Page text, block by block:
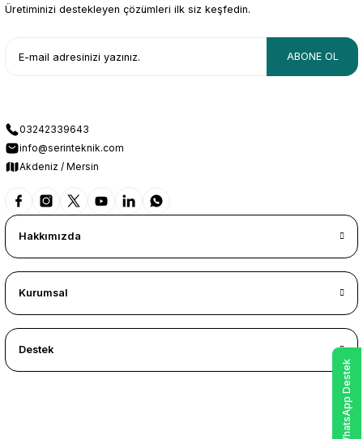
Üretiminizi destekleyen çözümleri ilk siz keşfedin.
ABONE OL
03242339643
info@serinteknik.com
Akdeniz / Mersin
Hakkımızda
Kurumsal
Destek
WhatsApp Destek